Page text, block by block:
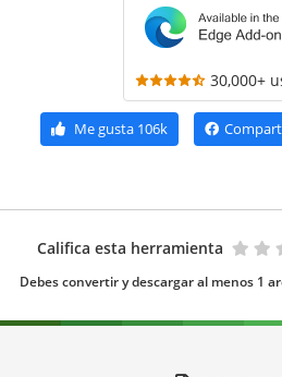
30,000+
Me gusta106k
Califica esta herramienta
Debes convertir y descargar al menos 1